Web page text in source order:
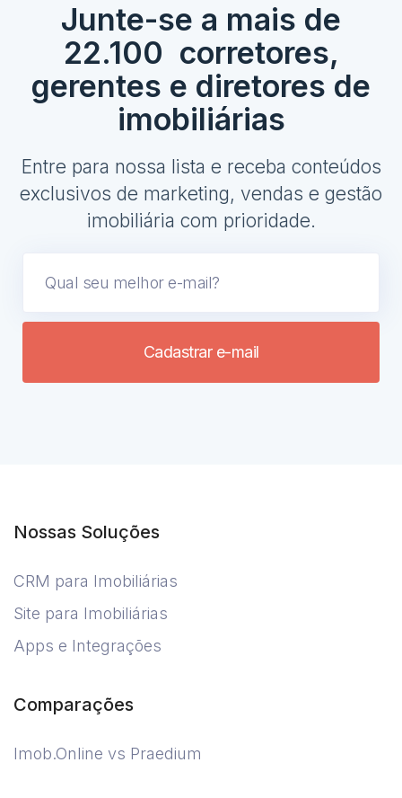
Junte-se a mais de
22.100 corretores,
gerentes e diretores de
imobiliárias
Entre para nossa lista e receba conteúdos
exclusivos de marketing, vendas e gestão
imobiliária com prioridade.
Cadastrar e-mail
Nossas Soluções
CRM para Imobiliárias
Site para Imobiliárias
Apps e Integrações
Comparações
Imob.Online vs Praedium